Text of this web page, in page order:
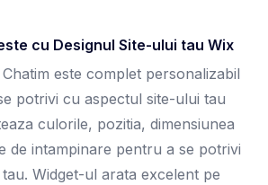
cu Designul Site-ului tau Wix
este complet personalizabil
potrivi cu aspectul site-ului tau
culorile, pozitia, dimensiunea
de intampinare pentru a se potrivi
Widget-ul arata excelent pe